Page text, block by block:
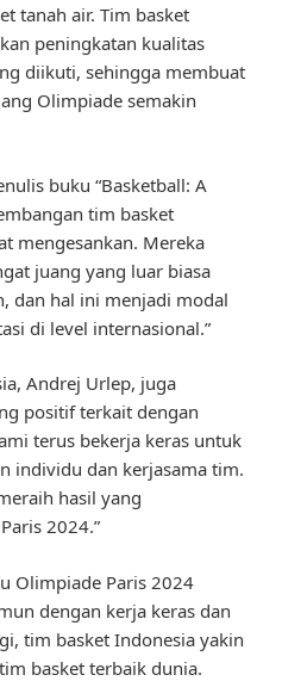
tanah air. Tim basket
peningkatan kualitas
diikuti, sehingga membuat
Olimpiade semakin
buku “Basketball: A
tim basket
mengesankan. Mereka
juang yang luar biasa
dan hal ini menjadi modal
di level internasional.”
Andrej Urlep, juga
positif terkait dengan
terus bekerja keras untuk
individu dan kerjasama tim.
hasil yang
2024.”
Olimpiade Paris 2024
dengan kerja keras dan
tim basket Indonesia yakin
basket terbaik dunia.